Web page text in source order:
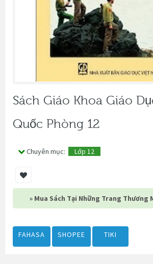
Sách Giáo Khoa Giáo
Quốc Phòng 12
Chuyên mục: Lớp 12
» Mua Sách Tại Những Trang Thương
FAHASA SHOPEE TIKI